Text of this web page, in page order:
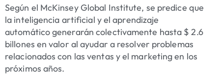
Según el McKinsey Global Institute, se predice que
la inteligencia artificial y el aprendizaje
automático generarán colectivamente hasta $ 2.6
billones en valor al ayudar a resolver problemas
relacionados con las ventas y el marketing en los
próximos años.